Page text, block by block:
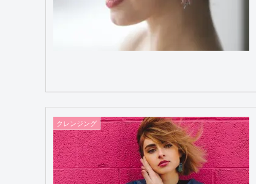
クレンジング